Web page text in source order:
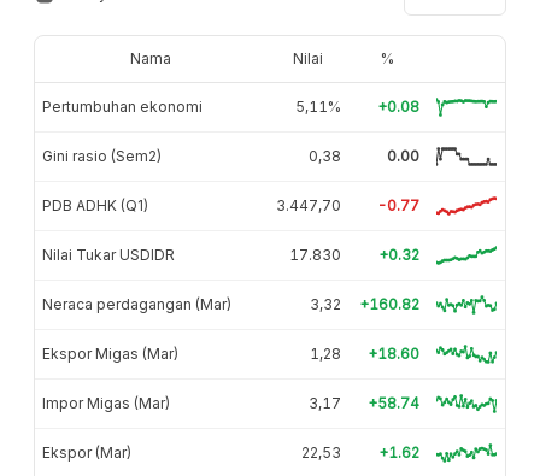
Nama Nilai %
Pertumbuhan ekonomi 5,11% +0.08
Gini rasio (Sem2) 0,38 0.00
PDB ADHK (Q1) 3.447,70 -0.77
Nilai Tukar USDIDR 17.830 +0.32
Neraca perdagangan (Mar) 3,32 +160.82
Ekspor Migas (Mar) 1,28 +18.60
Impor Migas (Mar) 3,17 +58.74
Ekspor (Mar) 22,53 +1.62